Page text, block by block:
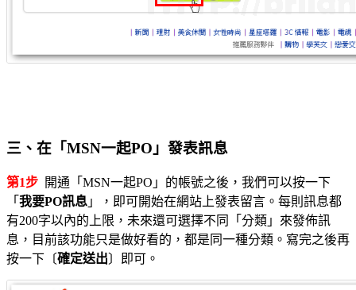
三、在「MSN一起PO」發表訊息
第1步 開通「MSN一起PO」的帳號之後，我們可以按一下
「 我要PO訊息 」，即可開始在網站上發表留言。每則訊息都
有200字以內的上限，未來還可選擇不同「分類」來發佈訊
息，目前該功能只是做好看的，都是同一種分類。寫完之後再
按一下〔確定送出〕即可。